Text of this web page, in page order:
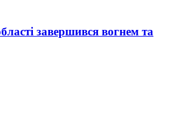
завершився вогнем та